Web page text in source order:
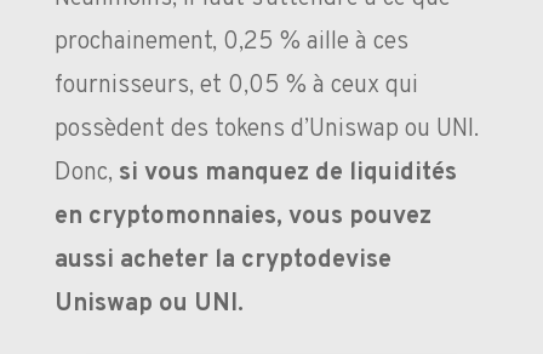
prochainement, 0,25 % aille à ces
fournisseurs, et 0,05 % à ceux qui
possèdent des tokens d’Uniswap ou UNI.
Donc, si vous manquez de liquidités
en cryptomonnaies, vous pouvez
aussi acheter la cryptodevise
Uniswap ou UNI.